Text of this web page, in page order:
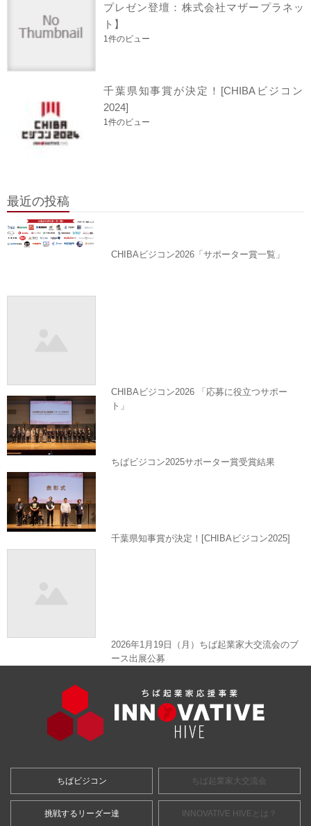
プレゼン登壇：株式会社マザープラネッ
ト】
1件のビュー
千葉県知事賞が決定！[CHIBAビジコン
2024]
1件のビュー
最近の投稿
CHIBAビジコン2026「サポーター賞一覧」
CHIBAビジコン2026 「応募に役立つサポー
ト」
ちばビジコン2025サポーター賞受賞結果
千葉県知事賞が決定！[CHIBAビジコン2025]
2026年1月19日（月）ちば起業家大交流会のブ
ース出展公募
ちばビジコン ちば起業家大交流会
挑戦するリーダー達 INNOVATIVE HIVEとは？